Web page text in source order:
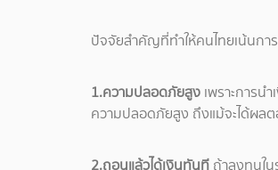
ปัจจัยสำคัญที่ทำให้คนไทยเน้นกา
1.ความปลอดภัยสูง เพราะการน
ความปลอดภัยสูง ถึงแม้จะได้ผล
2.ถอนแล้วได้เงินทันที ถ้าลงทุนใ